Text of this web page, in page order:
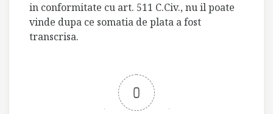
in conformitate cu art. 511 C.Civ., nu il poate
vinde dupa ce somatia de plata a fost
transcrisa.
0